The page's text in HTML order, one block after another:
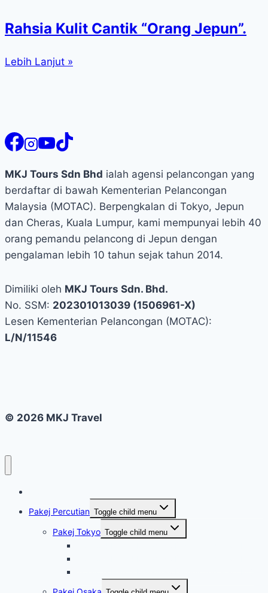
Rahsia Kulit Cantik “Orang Jepun”.
Lebih Lanjut »
MKJ Tours Sdn Bhd ialah agensi pelancongan yang
berdaftar di bawah Kementerian Pelancongan
Malaysia (MOTAC). Berpengkalan di Tokyo, Jepun
dan Cheras, Kuala Lumpur, kami mempunyai lebih 40
orang pemandu pelancong di Jepun dengan
pengalaman lebih 10 tahun sejak tahun 2014.
Dimiliki oleh MKJ Tours Sdn. Bhd.
No. SSM: 202301013039 (1506961-X)
Lesen Kementerian Pelancongan (MOTAC):
L/N/11546
© 2026 MKJ Travel
Pakej Percutian Toggle child menu
Pakej Tokyo Toggle child menu